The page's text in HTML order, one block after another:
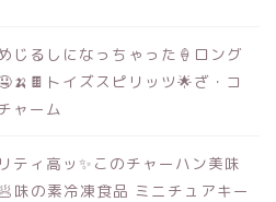
じるしになっちゃった🍦ロング
トイズスピリッツ🌟ざ・コ
ャーム
ティ高ッ✨このチャーハン美味
味の素冷凍食品 ミニチュアキー